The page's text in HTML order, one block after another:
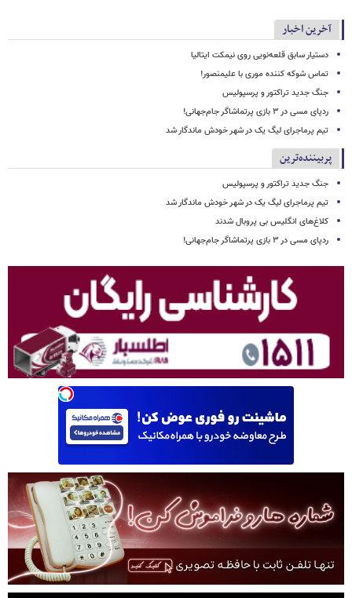
آخرین اخبار
دستیار سابق قلعه‌نویی روی نیمکت ایتالیا
تماس شوکه کننده موری با علیمنصور!
جنگ جدید تراکتور و پرسپولیس
ردپای مسی در ۳ بازی پرتماشاگر جام‌جهانی!
تیم پرماجرای لیگ یک در شهر خودش ماندگار شد
پربیننده‌ترین
جنگ جدید تراکتور و پرسپولیس
تیم پرماجرای لیگ یک در شهر خودش ماندگار شد
کلاغ‌های انگلیس بی پروبال شدند
ردپای مسی در ۳ بازی پرتماشاگر جام‌جهانی!